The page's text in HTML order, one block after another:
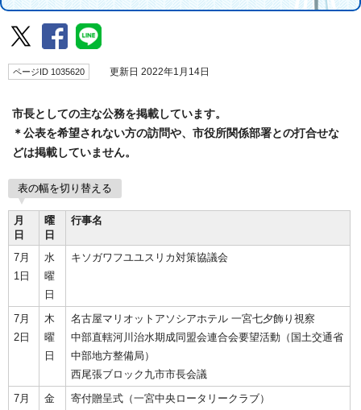
ページID 1035620 更新日 2022年1月14日
市長としての主な公務を掲載しています。
＊公表を希望されない方の訪問や、市役所関係部署との打合せな
どは掲載していません。
表の幅を切り替える
月
日
曜
日
行事名
7月
1日
水
曜
日
キソガワフユユスリカ対策協議会
7月
2日
木
曜
日
名古屋マリオットアソシアホテル 一宮七夕飾り視察
中部直轄河川治水期成同盟会連合会要望活動（国土交通省
中部地方整備局）
西尾張ブロック九市市長会議
7月
金
寄付贈呈式（一宮中央ロータリークラブ）